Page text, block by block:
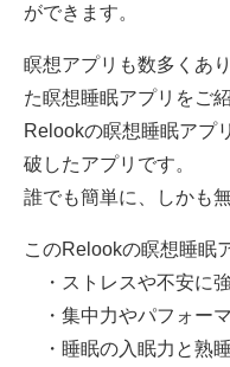
ができます。
瞑想アプリも数多くあ
た瞑想睡眠アプリをご
Relookの瞑想睡眠アプ
破したアプリです。
誰でも簡単に、しかも
このRelookの瞑想睡眠
・ストレスや不安に
・集中力やパフォー
・睡眠の入眠力と熟